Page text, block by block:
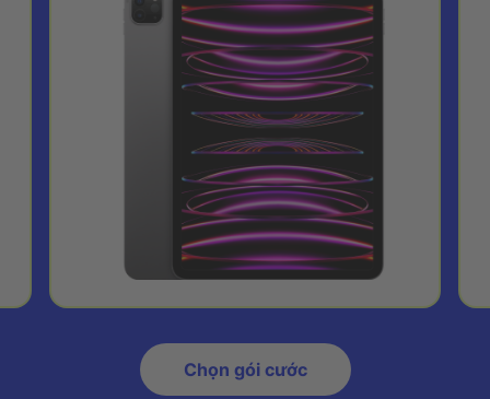
Chọn gói cước